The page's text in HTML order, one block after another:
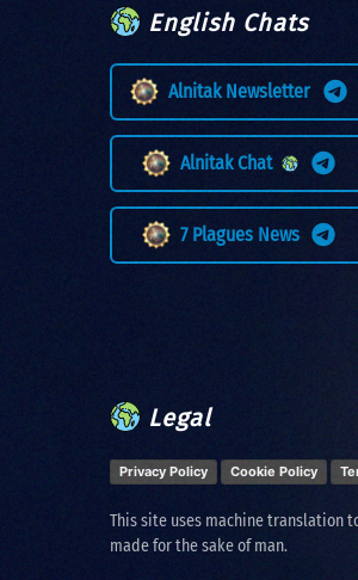
English Chats
Alnitak Newsletter
Alnitak Chat
7 Plagues News
Legal
Privacy Policy Cookie Policy
This site uses machine translation
made for the sake of man.